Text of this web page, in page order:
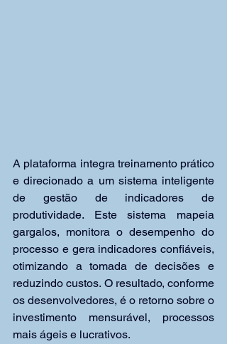
A plataforma integra treinamento prático
e direcionado a um sistema inteligente
de gestão de indicadores de
produtividade. Este sistema mapeia
gargalos, monitora o desempenho do
processo e gera indicadores confiáveis,
otimizando a tomada de decisões e
reduzindo custos. O resultado, conforme
os desenvolvedores, é o retorno sobre o
investimento mensurável, processos
mais ágeis e lucrativos.